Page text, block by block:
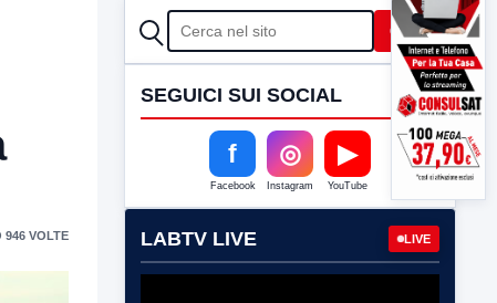
946 VOLTE
CERCA Cerca
SEGUICI SUI SOCIAL
f
Facebook
◎
Instagram
▶
YouTube
LABTV LIVE LIVE